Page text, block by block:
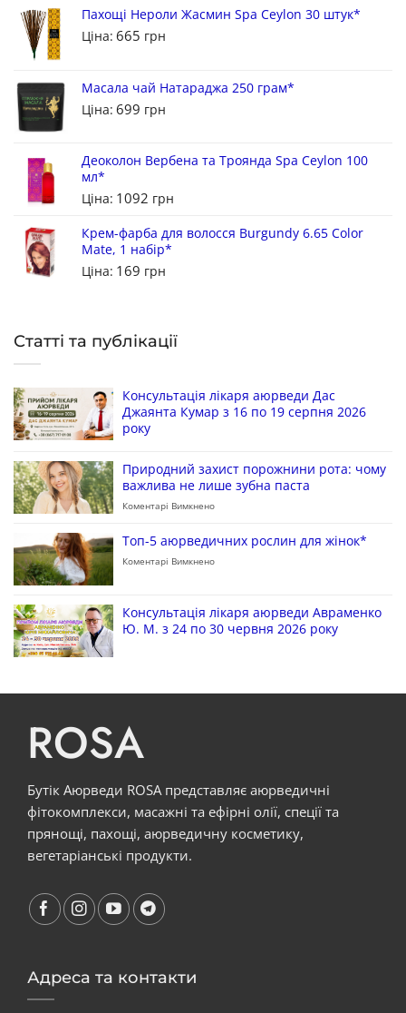
Пахощі Нероли Жасмин Spa Ceylon 30 штук*
Ціна: 665 грн
Масала чай Натараджа 250 грам*
Ціна: 699 грн
Деоколон Вербена та Троянда Spa Ceylon 100
мл*
Ціна: 1092 грн
Крем-фарба для волосся Burgundy 6.65 Color
Mate, 1 набір*
Ціна: 169 грн
Статті та публікації
Консультація лікаря аюрведи Дас
Джаянта Кумар з 16 по 19 серпня 2026
року
Природний захист порожнини рота: чому
важлива не лише зубна паста
Коментарі Вимкнено
Топ-5 аюрведичних рослин для жінок*
Коментарі Вимкнено
Консультація лікаря аюрведи Авраменко
Ю. М. з 24 по 30 червня 2026 року
ROSA
Бутік Аюрведи ROSA представляє аюрведичні
фітокомплекси, масажні та ефірні олії, спеції та
прянощі, пахощі, аюрведичну косметику,
вегетаріанські продукти.
Адреса та контакти